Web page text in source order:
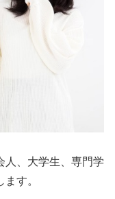
人、大学生、専門学
す。